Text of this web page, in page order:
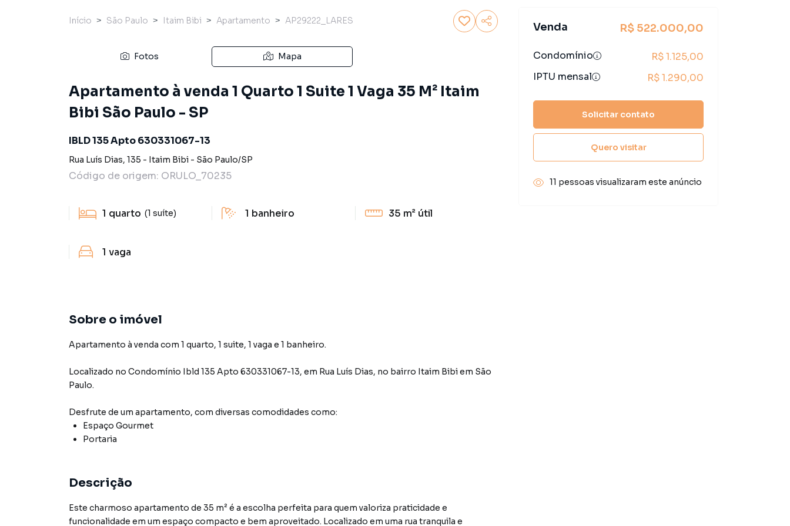
Início São Paulo Itaim Bibi Apartamento AP29222_LARES
Fotos Mapa
Apartamento à venda 1 Quarto 1 Suite 1 Vaga 35 M² Itaim
Bibi São Paulo - SP
IBLD 135 Apto 630331067-13
Rua Luís Dias, 135 - Itaim Bibi - São Paulo/SP
Código de origem: ORULO_70235
1 quarto (1 suíte) 1 banheiro 35 m² útil
1 vaga
Sobre o imóvel
Apartamento à venda com 1 quarto, 1 suite, 1 vaga e 1 banheiro.
Localizado no Condomínio Ibld 135 Apto 630331067-13, em Rua Luís Dias, no bairro Itaim Bibiem São
Paulo.
Desfrute de um apartamento, com diversas comodidades como:
Espaço Gourmet
Portaria
Descrição
Este charmoso apartamento de 35 m² é a escolha perfeita para quem valoriza praticidade e
funcionalidade em um espaço compacto e bem aproveitado. Localizado em uma rua tranquila e
Venda R$ 522.000,00
Condomínio
R$ 1.125,00
IPTU mensal
R$ 1.290,00
Solicitar contato
Quero visitar
11 pessoas visualizaram este anúncio